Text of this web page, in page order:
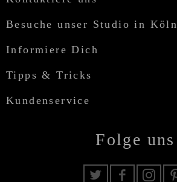
Besuche unser Studio in Köln
Informiere Dich
Tipps & Tricks
Kundenservice
Folge uns